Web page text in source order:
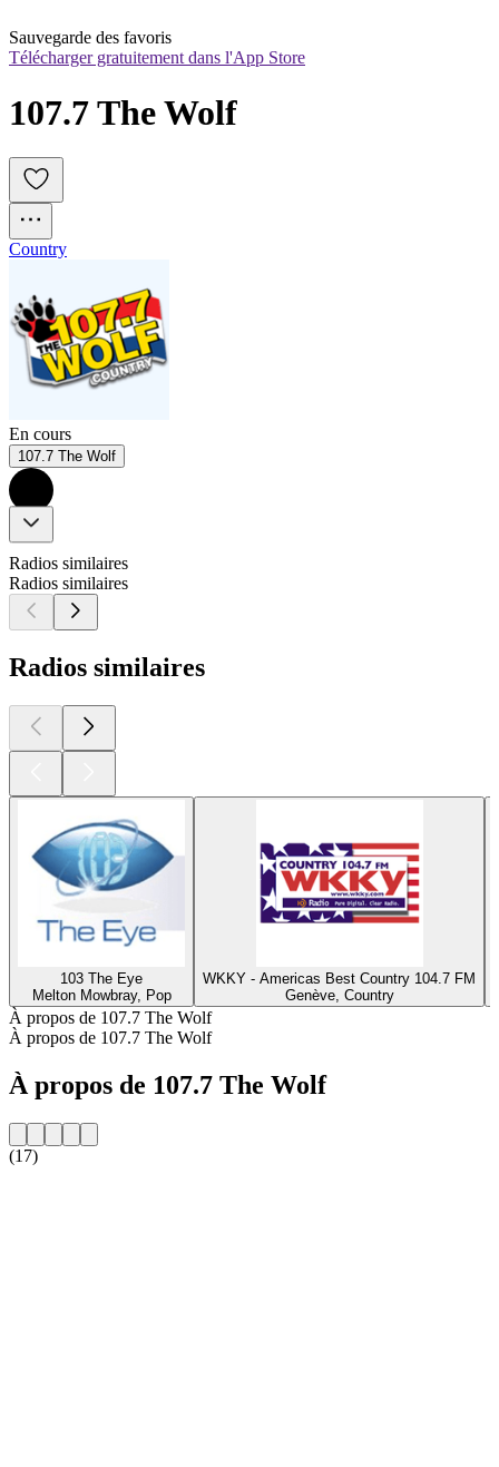
Sauvegarde des favoris
Télécharger gratuitement dans l'App Store
107.7 The Wolf
Country
En cours
107.7 The Wolf
Radios similaires
Radios similaires
Radios similaires
103 The Eye
Melton Mowbray, Pop
WKKY - Americas Best Country 104.7 FM
Genève, Country
À propos de 107.7 The Wolf
À propos de 107.7 The Wolf
À propos de 107.7 The Wolf
(17)